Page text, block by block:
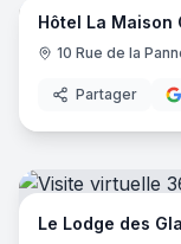
Hôtel La Maison
10 Rue de la
Partager
Le Lodge des